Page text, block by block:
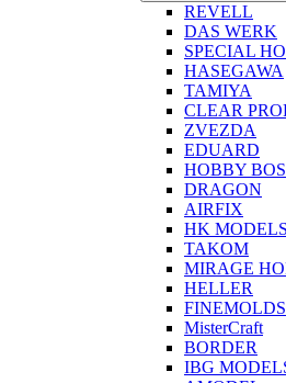
REVELL
DAS WERK
SPECIAL
HASEGAWA
TAMIYA
CLEAR
ZVEZDA
EDUARD
HOBBY
DRAGON
AIRFIX
HK MODELS
TAKOM
MIRAGE
HELLER
FINEMOLDS
MisterCraft
BORDER
IBG